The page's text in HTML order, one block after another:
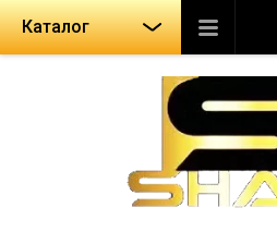
Каталог